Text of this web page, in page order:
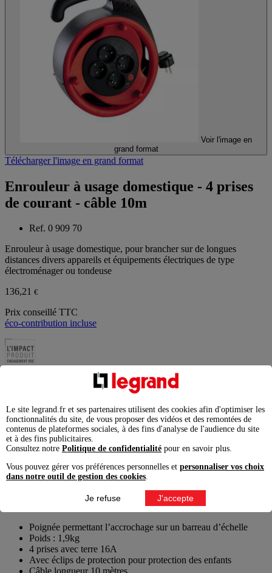
Voir l'image en
grand format
Télécharger l'image en grand format
Enrouleur à usage domestique - 4 prises
de courant - câble 10m
Ref. 0 909 70
Enrouleur à usage domestique, pour brancher sur de longues
distances divers appareils et équipements électriques de type
électroménager ou tondeuse
136,21 €
Prix conseillé TTC
éco-contribution incluse
Enlever de la liste
Garantie légale 2 ans, à exercer pour un consommateur auprès
de l'enseigne ou du site marchand auprès duquel il a acheté le
produit.
Ajouter au comparateur
Imprimer
Télécharger
Caractéristiques produit
Poignée permettant l’accrochage sur un barreau d’échelle
Poids : 1,9kg
4 prises avec terre 16A
Avec éclips de protection pour protection des enfants
Le site legrand.fr et ses partenaires utilisent des cookies afin d'optimiser les
fonctionnalités du site, de vous proposer des vidéos et des remontées de
contenus de plateformes sociales, à des fins d'analyse de l'audience du site
et à des fins publicitaires.
Consultez notre Politique de confidentialité pour en savoir plus.
Vous pouvez gérer vos préférences personnelles et personnaliser vos choix
dans notre outil de gestion des cookies
Je refuse J'accepte